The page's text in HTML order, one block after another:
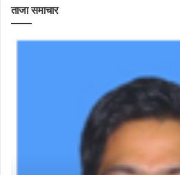
ताजा समाचार